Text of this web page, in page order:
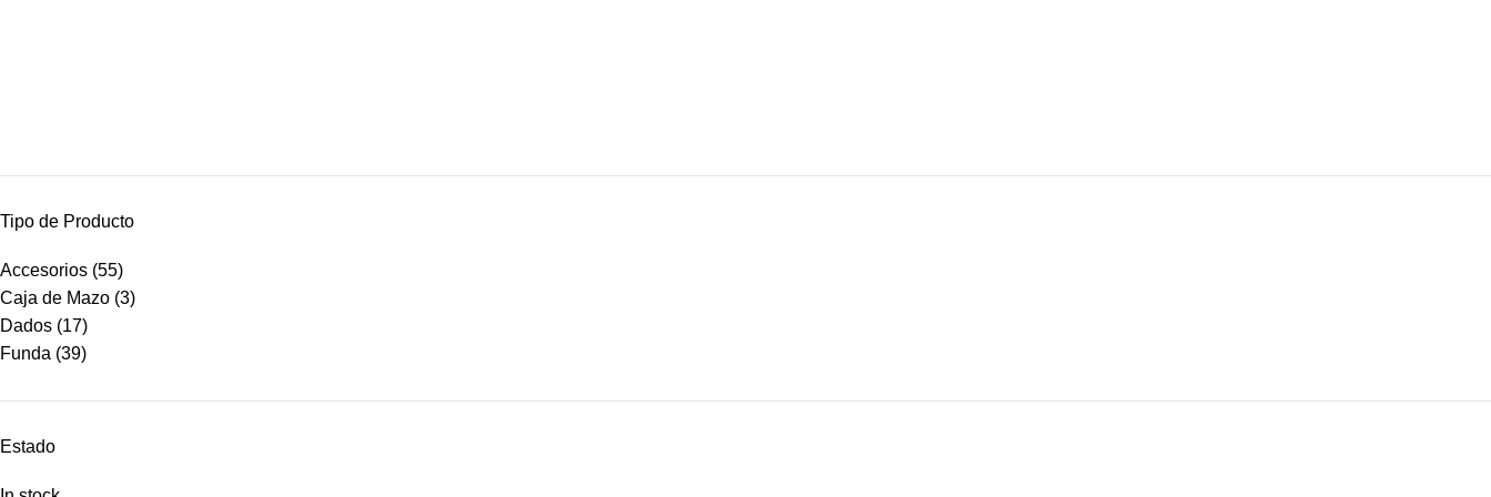
Tipo de Producto
Accesorios (55)
Caja de Mazo (3)
Dados (17)
Funda (39)
Estado